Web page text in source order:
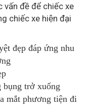
vấn đề để chiếc xe
chiếc xe hiện đại
đẹp đáp ứng nhu
bụng trở xuống
mắt phương tiện đi